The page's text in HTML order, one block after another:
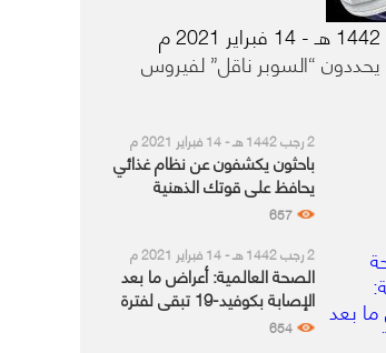
يحددون “السوبر ناقل” لفيروس
2 رجب 1442 هـ - 14 فبراير 2021 م
باحثون يكشفون عن نظام غذائي
يحافظ على قوتك الذهنية
657
2 رجب 1442 هـ - 14 فبراير 2021 م
الصحة العالمية: أعراض ما بعد
الإصابة بكوفيد-19 تبقى لفترة
أطول لدى هذه الفئة
654